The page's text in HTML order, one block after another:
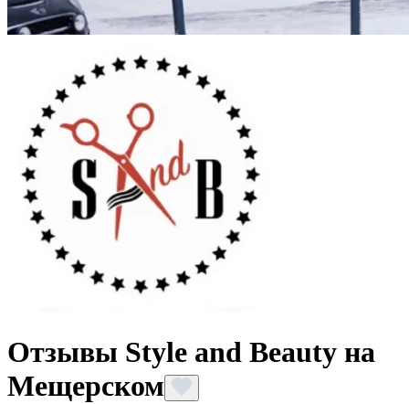
Отзывы Style and Beauty на
Мещерском